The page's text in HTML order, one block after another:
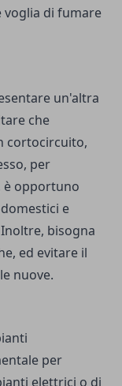
voglia di fumare
un'altra
che
cortocircuito,
per
è opportuno
e
bisogna
ed evitare il
nuove.
per
elettrici o di